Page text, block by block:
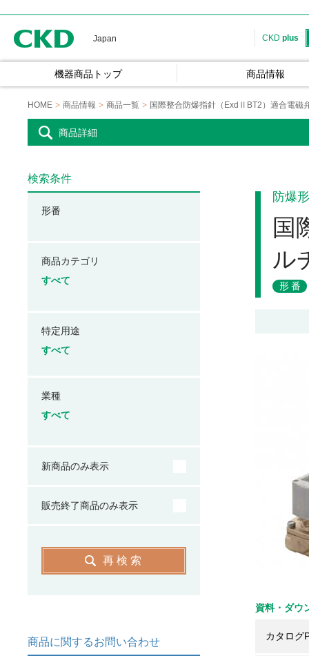
Japan CKD plus
機器商品トップ 商品情報
HOME 商品情報 商品一覧 国際整合防爆指針（ExdⅡBT2）適合電磁
商品詳細
防爆
国
ル
形番
資料・ダウ
カタログ
検索条件
形番
商品カテゴリ
すべて
特定用途
すべて
業種
すべて
新商品のみ表示
販売終了商品のみ表示
再検索
商品に関するお問い合わせ